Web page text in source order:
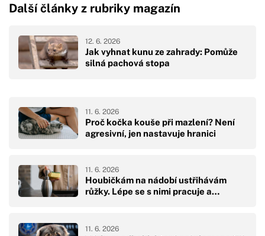
Další články z rubriky magazín
Jak vyhnat kunu ze zahrady: Pomůže
silná pachová stopa
12. 6. 2026
Proč kočka kouše při mazlení? Není
agresivní, jen nastavuje hranici
11. 6. 2026
Houbičkám na nádobí ustřihávám
růžky. Lépe se s nimi pracuje a…
11. 6. 2026
11. 6. 2026